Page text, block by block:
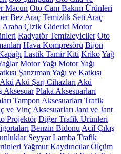
Macun Oto Cam Bakım Ürünleri
Bez Araç Temizlik Seti Araç
Araba Çizik Giderici Motor
Radyatör Temizleyiciler Oto
Hava Kompresörü Bijon
Lastik Tamir Kiti KrikoYağ
Motor Yağı Motor Yağı
Şanzıman Yağı ve Katkısı
Akü Akü Şarj Cihazları Akü
Aksesuar Plaka Aksesuarları
Tampon Aksesuarları Trafik
ve Vinç Aksesuarları Jant ve Jant
Projektör Diğer Trafik Ürünleri
Benzin Bidonu Acil Çıkış
Seyyar Lamba Trafik
Yağmur Kaydırıcılar Ölçüm